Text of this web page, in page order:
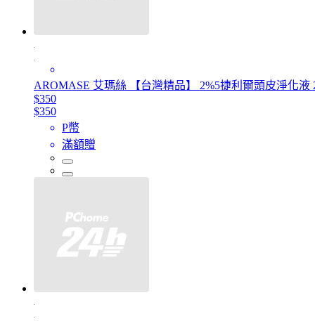
AROMASE 艾瑪絲 【台灣精品】 2%5捷利爾頭皮淨化液
$350
$350
P幣
滿額贈